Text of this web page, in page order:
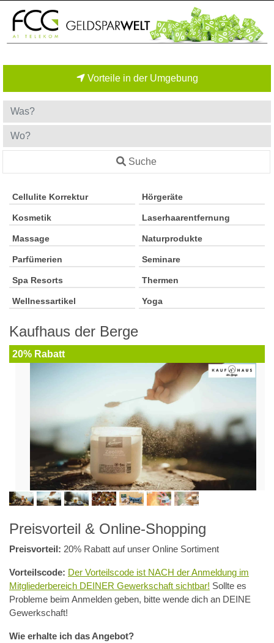
Vorteile in der Umgebung
Suche
Cellulite Korrektur Hörgeräte
Kosmetik Laserhaarentfernung
Massage Naturprodukte
Parfümerien Seminare
Spa Resorts Thermen
Wellnessartikel Yoga
Kaufhaus der Berge
20% Rabatt
Preisvorteil & Online-Shopping
Preisvorteil: 20% Rabatt auf unser Online Sortiment
Vorteilscode: Der Vorteilscode ist NACH der Anmeldung im
Mitgliederbereich DEINER Gewerkschaft sichtbar! Sollte es
Probleme beim Anmelden geben, bitte wende dich an DEINE
Gewerkschaft!
Wie erhalte ich das Angebot?